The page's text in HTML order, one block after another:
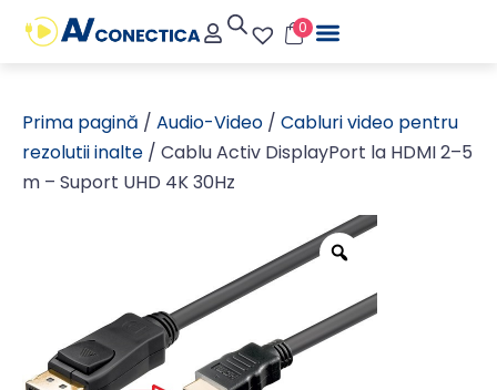
0
Prima pagină / Audio-Video / Cabluri video pentru
rezolutii inalte / Cablu Activ DisplayPort la HDMI 2–5
m – Suport UHD 4K 30Hz